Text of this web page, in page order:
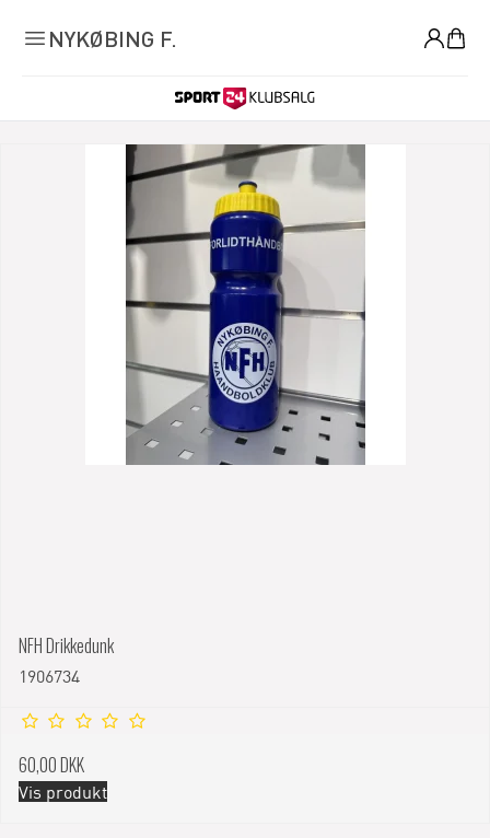
NYKØBING F.
NFH Drikkedunk
1906734
60,00 DKK
Vis produkt